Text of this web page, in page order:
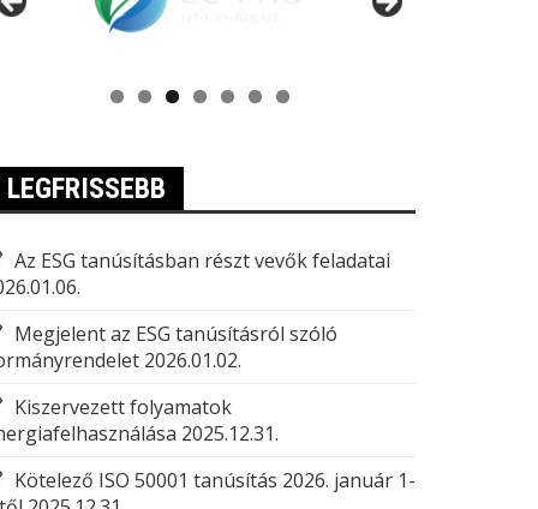
LEGFRISSEBB
Az ESG tanúsításban részt vevők feladatai
Megjelent az ESG tanúsításról szóló
2026.01.02.
Kiszervezett folyamatok
2025.12.31.
Kötelező ISO 50001 tanúsítás 2026. január 1-